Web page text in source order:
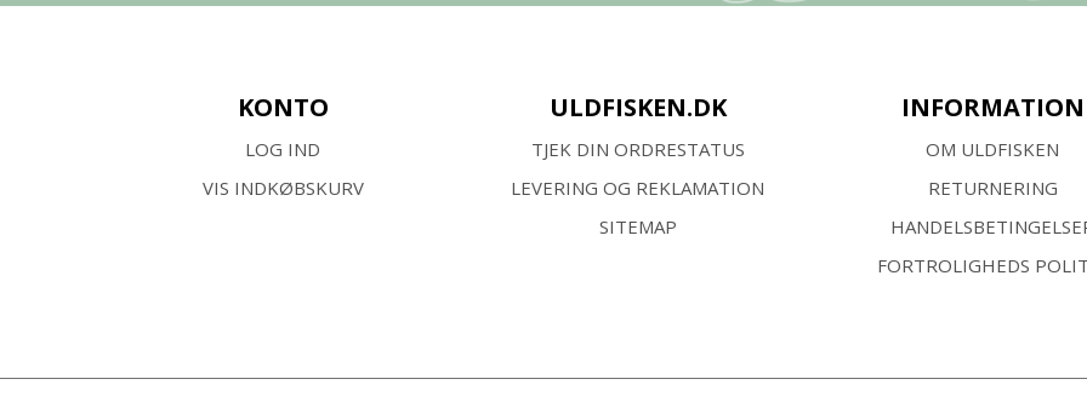
KONTO
LOG IND
VIS INDKØBSKURV
ULDFISKEN.DK
TJEK DIN ORDRESTATUS
LEVERING OG REKLAMATION
SITEMAP
INFORMATION
OM ULDFISKEN
RETURNERING
FORTROLIGHEDS